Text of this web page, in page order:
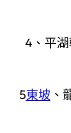
4、平
5東坡 、